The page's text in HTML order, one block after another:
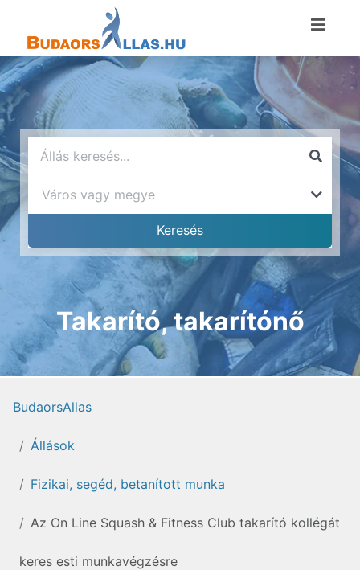
Takarító, takarítónő
BudaorsAllas
Állások
Fizikai, segéd, betanított munka
Az On Line Squash & Fitness Club takarító kollégát
keres esti munkavégzésre